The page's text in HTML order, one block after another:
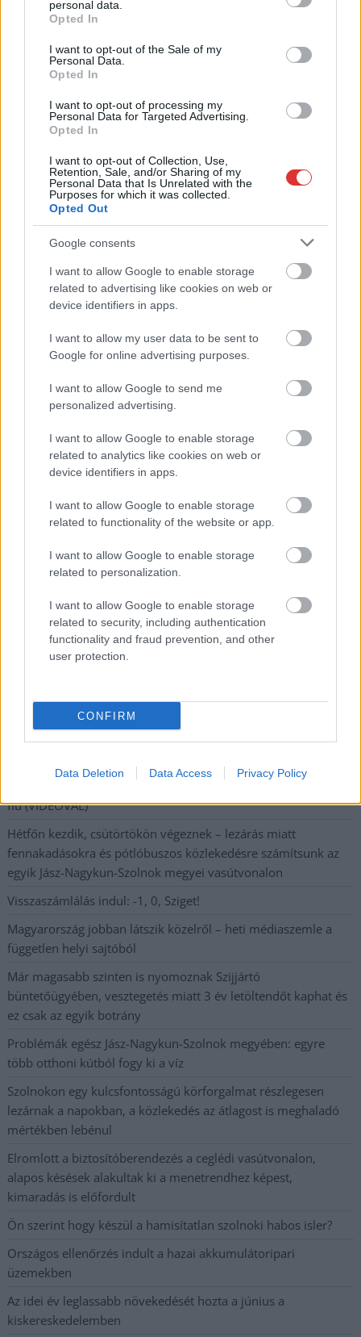
grant or deny consent to Google and its third-party tags to
use your data for below specified purposes in below Google
consent section.
personal data.
Opted In
I want to opt-out of the Sale of my
Personal Data.
Opted In
I want to opt-out of processing my
Personal Data for Targeted Advertising.
Opted In
I want to opt-out of Collection, Use,
Retention, Sale, and/or Sharing of my
Personal Data that Is Unrelated with the
Purposes for which it was collected.
Opted Out
Google consents
I want to allow Google to enable storage
related to advertising like cookies on web or
device identifiers in apps.
I want to allow my user data to be sent to
Google for online advertising purposes.
I want to allow Google to send me
personalized advertising.
I want to allow Google to enable storage
related to analytics like cookies on web or
device identifiers in apps.
I want to allow Google to enable storage
related to functionality of the website or app.
I want to allow Google to enable storage
related to personalization.
I want to allow Google to enable storage
related to security, including authentication
functionality and fraud prevention, and other
user protection.
CONFIRM
Data Deletion Data Access Privacy Policy
Györfi Mihály több tucat vállalkozással egyeztetett
a kerékpárgyár dolgozóinak megsegítéséről
Rövid idő alatt számos vállalkozás jelezte, hogy segítene
azoknak a munkavállalóknak, akik a tószegi kerékpárgyár
bezárása...
Hírlevél feliratkozás
Adja meg keresztnevét:
Adja
Megismertem és elfogadom aGDPR-szabályzatot
Nem szeretne lemaradni semmiről? Csak egy kattintás, és hírlevelünk a
legfrissebb információkkal és exkluzív tartalmakkal hétről hétre
postaládájába érkezik!
A SZOL24 legfrissebb 24 cikke
fiú (VIDEÓVAL)
Hétfőn kezdik, csütörtökön végeznek – lezárás miatt
fennakadásokra és pótlóbuszos közlekedésre számítsunk az
egyik Jász-Nagykun-Szolnok megyei vasútvonalon
Visszaszámlálás indul: -1, 0, Sziget!
Magyarország jobban látszik közelről – heti médiaszemle a
független helyi sajtóból
Már magasabb szinten is nyomoznak Szijjártó
büntetőügyében, vesztegetés miatt 3 év letöltendőt kaphat és
ez csak az egyik botrány
Problémák egész Jász-Nagykun-Szolnok megyében: egyre
több otthoni kútból fogy ki a víz
Szolnokon egy kulcsfontosságú körforgalmat részlegesen
lezárnak a napokban, a közlekedés az átlagost is meghaladó
mértékben lebénul
Elromlott a biztosítóberendezés a ceglédi vasútvonalon,
alapos késések alakultak ki a menetrendhez képest,
kimaradás is előfordult
Ön szerint hogy készül a hamisítatlan szolnoki habos isler?
Országos ellenőrzés indult a hazai akkumulátoripari
üzemekben
Az idei év leglassabb növekedését hozta a június a
kiskereskedelemben